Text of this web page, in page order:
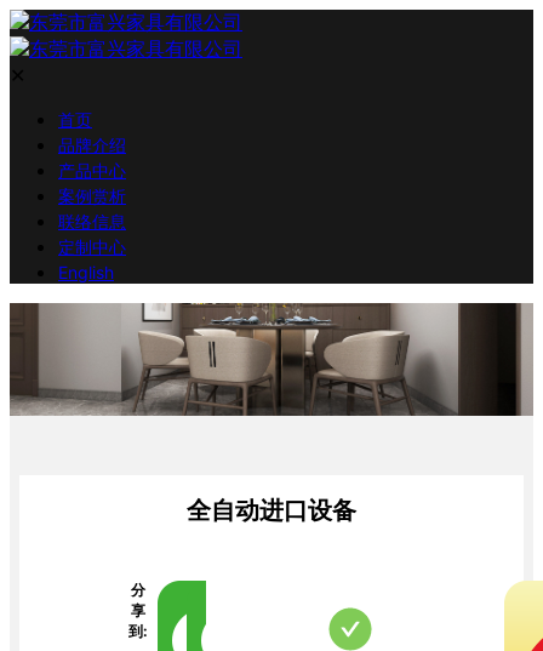
✕
首页
品牌介绍
产品中心
案例赏析
联络信息
定制中心
English
全自动进口设备
分
享
到: